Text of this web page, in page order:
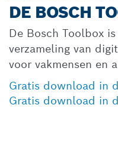
DE BOSCH
De Bosch Toolbox
verzameling van
voor vakmensen en
Gratis download in
Gratis download in